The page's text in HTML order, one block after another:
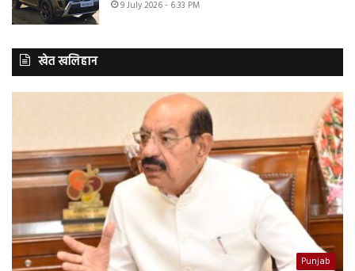
9 July 2026 - 6:33 PM
खेत खलिहान
Punjab